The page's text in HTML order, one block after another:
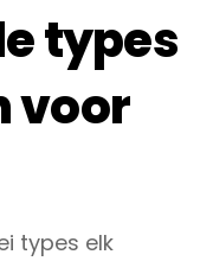
types
voor
types elk